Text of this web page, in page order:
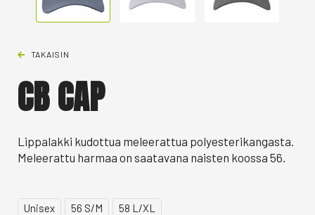
TAKAISIN
CB CAP
Lippalakki kudottua meleerattua polyesterikangasta.
Meleerattu harmaa on saatavana naisten koossa 56.
Unisex 56 S/M 58 L/XL